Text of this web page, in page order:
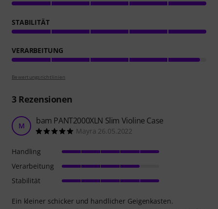
STABILITÄT
VERARBEITUNG
Bewertungsrichtlinien
3Rezensionen
M bam PANT2000XLN Slim Violine Case
Mayra 26.05.2022
Ein kleiner schicker und handlicher Geigenkasten.
Handling
Verarbeitung
Stabilität